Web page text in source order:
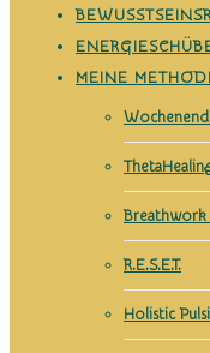
Bewusstsein &
MEINE
Breathwork
R.E.S.E.T.
Holistic